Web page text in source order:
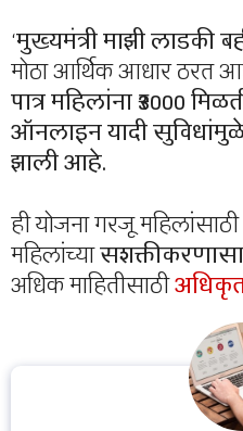
‘मुख्यमंत्री माझी लाडकी
मोठा आर्थिक आधार ठरत
पात्र महिलांना ₹3000
ऑनलाइन यादी सुविधांमुळे
झाली आहे.
ही योजना गरजू
महिलांच्या
अधिक माहितीसाठी